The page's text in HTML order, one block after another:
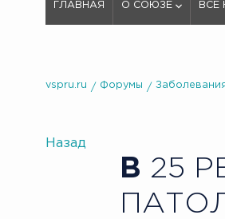
ГЛАВНАЯ О СОЮЗЕ ВСЕ
vspru.ru Форумы
Назад
В 25